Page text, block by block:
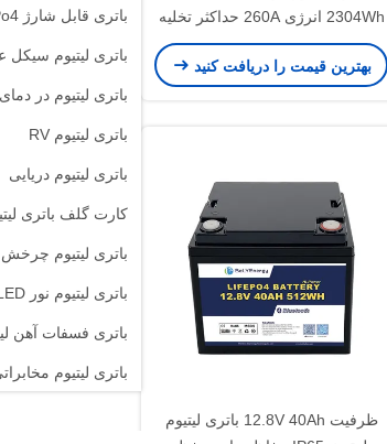
باتری قابل شارژ LiFePo4
باتری لیتیوم سیکل
باتری لیتیوم در
باتری لیتیوم RV
باتری لیتیوم دریایی
کارت گلف باتری
باتری لیتیوم چرخش
باتری لیتیوم نور LED
باتری فسفات آهن
باتری لیتیوم
2304Wh انرژی 260A حداکثر تخلیه
12.8V180Ah
بهترین قیمت را دریافت کنید
ظرفیت 12.8V 40Ah باتری لیتیوم